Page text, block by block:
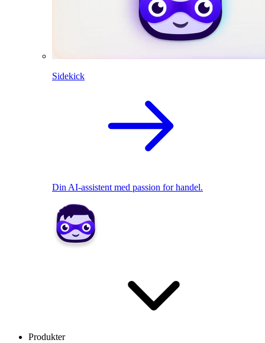
Sidekick
Din AI-assistent med passion for handel.
Produkter